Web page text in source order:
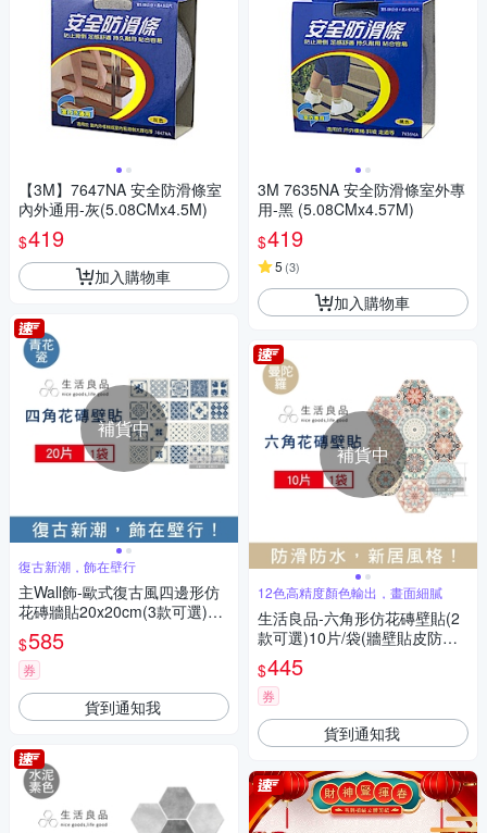
【3M】7647NA 安全防滑條室
內外通用-灰(5.08CMx4.5M)
$419
加入購物車
補貨中
復古新潮，飾在壁行
主Wall飾-歐式復古風四邊形仿
花磚牆貼20x20cm(3款可選)20
片/袋(牆壁貼皮防水磚貼,奢華
風格壁紙,仿四角磁磚牆貼,DIY
裝飾材料貼片,模擬磁磚牆家飾
貼紙)
$585
券
貨到通知我
3M 7635NA 安全防滑條室外專
用-黑 (5.08CMx4.57M)
$419
5 (3)
加入購物車
補貨中
12色高精度顏色輸出，畫面細膩
生活良品-六角形仿花磚壁貼(2
款可選)10片/袋(牆壁貼皮防水
磚貼,復古奢華風格壁紙,仿六角
磁磚牆貼,大膽跳色系DIY裝飾
材料貼片,模擬磁磚牆面家飾貼
紙)
$445
券
貨到通知我